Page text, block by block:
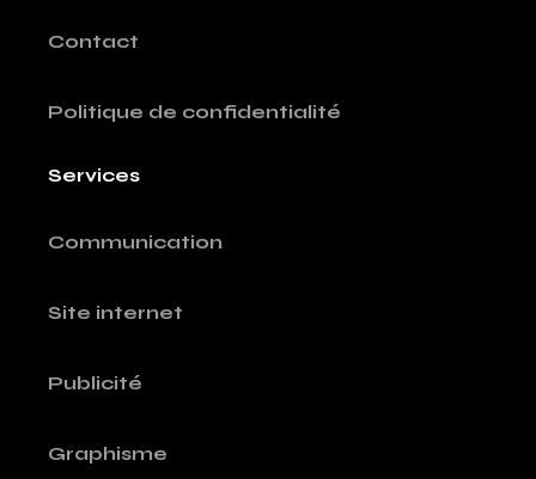
Contact
Politique de confidentialité
Services
Communication
Site internet
Publicité
Graphisme